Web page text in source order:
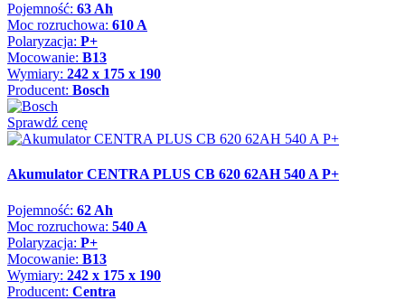
Pojemność: 63 Ah
Moc rozruchowa: 610 A
Polaryzacja: P+
Mocowanie: B13
Wymiary: 242 x 175 x 190
Producent: Bosch
Sprawdź cenę
Akumulator CENTRA PLUS CB 620 62AH 540 A P+
Pojemność: 62 Ah
Moc rozruchowa: 540 A
Polaryzacja: P+
Mocowanie: B13
Wymiary: 242 x 175 x 190
Producent: Centra